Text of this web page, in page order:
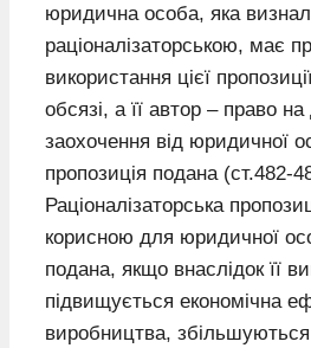
юридична особа, яка
раціоналізаторською, має
використання цієї
обсязі, а її автор – право
заохочення від юридичної
пропозиція подана (ст.482-
Раціоналізаторська
корисною для юридичної
подана, якщо внаслідок її
підвищується економічна
виробництва,